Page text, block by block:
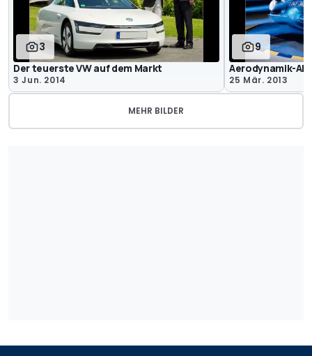
3
Der teuerste VW auf dem Markt
3 Jun. 2014
9
Aerodynamik-
25 Mär. 2013
MEHR BILDER